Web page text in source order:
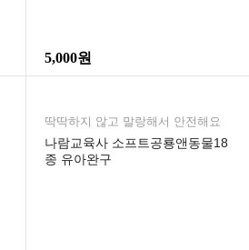
5,000원
딱딱하지 않고 말랑해서 안전해요
나람교육사 소프트공룡앤동물18
종 유아완구